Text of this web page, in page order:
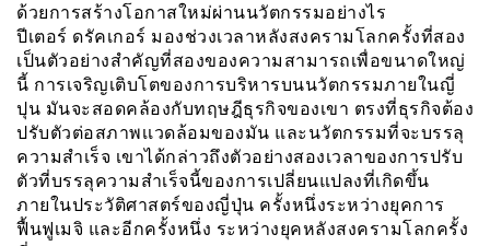
ด้วยการสร้างโอกาสใหม่ผ่านนวัตกรรมอย่างไร
ปีเตอร์ ดรัคเกอร์ มองช่วงเวลาหลังสงครามโลกครั้งที่สอง
เป็นตัวอย่างสำคัญที่สองของความสามารถเพื่อขนาดใหญ่
นี้ การเจริญเติบโตของการบริหารบนนวัตกรรมภายในญี่
ปุน มันจะสอดคล้องกับทฤษฎีธุรกิจของเขา ตรงที่ธุรกิจต้อง
ปรับตัวต่อสภาพเเวดล้อมของมัน และนวัตกรรมที่จะบรรลุ
ความสำเร็จ เขาได้กล่าวถึงตัวอย่างสองเวลาของการปรับ
ตัวที่บรรลุความสำเร็จนี้ของการเปลี่ยนแปลงที่เกิดขึ้น
ภายในประวัติศาสตร์ของญี่ปุ่น ครั้งหนึ่งระหว่างยุคการ
ฟื้นฟูเมจิ และอีกครั้งหนึ่ง ระหว่างยุคหลังสงครามโลกครั้ง